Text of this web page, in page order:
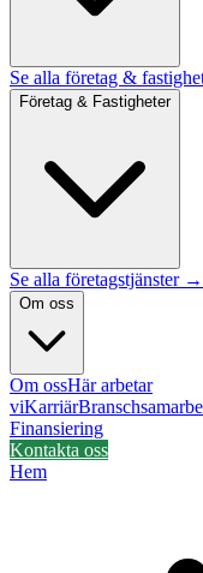
Se alla företag &
Företag & Fastigheter
Se alla företagstjänster →
Om oss
Om ossHär arbetar
viKarriär
Finansiering
Kontakta oss
Hem